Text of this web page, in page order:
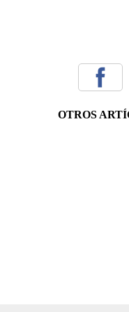
OTROS